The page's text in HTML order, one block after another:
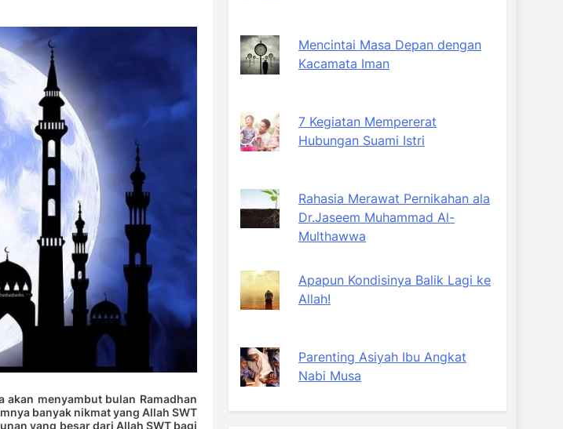
menyambut bulan Ramadhan
banyak nikmat yang Allah SWT
yang besar dari Allah SWT bagi
Mencintai Masa Depan dengan
Kacamata Iman
7 Kegiatan Mempererat
Hubungan Suami Istri
Rahasia Merawat Pernikahan ala
Dr.Jaseem Muhammad Al-
Multhawwa
Apapun Kondisinya Balik Lagi ke
Allah!
Parenting Asiyah Ibu Angkat
Nabi Musa